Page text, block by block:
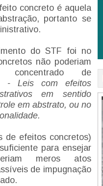
concreto é aquela
portanto se
do STF foi no
não poderiam
de
- Leis com efeitos
em sentido
em abstrato, ou no
de efeitos concretos)
para ensejar
meros atos
de impugnação